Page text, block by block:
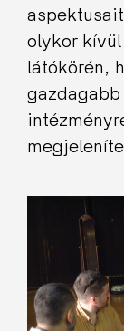
olykor
látókörén,